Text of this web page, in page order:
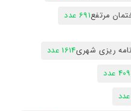
مرتفع691 عدد
ریزی شهری1614 عدد